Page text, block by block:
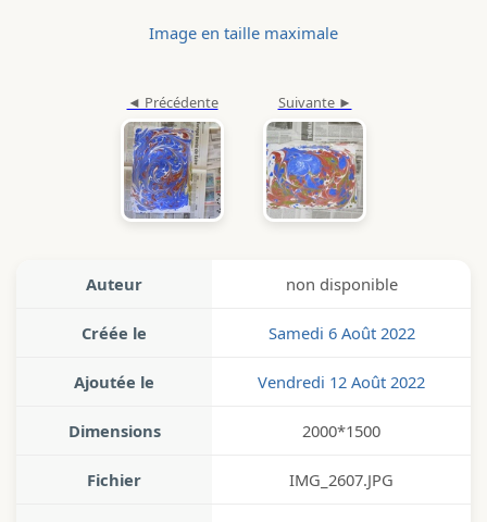
Image en taille maximale
Auteur non disponible
Créée le Samedi 6 Août 2022
Ajoutée le Vendredi 12 Août 2022
Dimensions 2000*1500
Fichier IMG_2607.JPG